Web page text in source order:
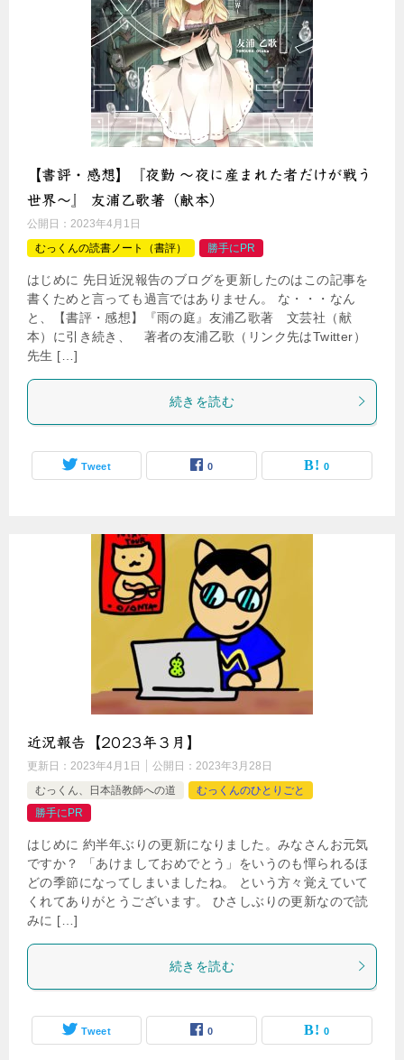
【書評・感想】『夜勤 ～夜に産まれた者だけが戦う
世界～』 友浦乙歌著（献本）
公開日： 2023年4月1日
むっくんの読書ノート（書評）
勝手にPR
はじめに 先日近況報告のブログを更新したのはこの記事を
書くためと言っても過言ではありません。 な・・・なん
と、【書評・感想】『雨の庭』友浦乙歌著 文芸社（献
本）に引き続き、 著者の友浦乙歌（リンク先はTwitter）
先生 […]
続きを読む
Tweet 0 0
近況報告【2023年３月】
更新日： 2023年4月1日 公開日： 2023年3月28日
むっくん、日本語教師への道
むっくんのひとりごと
勝手にPR
はじめに 約半年ぶりの更新になりました。みなさんお元気
ですか？ 「あけましておめでとう」をいうのも憚られるほ
どの季節になってしまいましたね。 という方々覚えていて
くれてありがとうございます。 ひさしぶりの更新なので読
みに […]
続きを読む
Tweet 0 0